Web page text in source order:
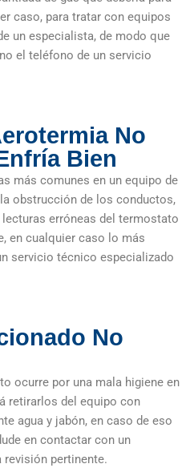
caso, para tratar con equipos
un especialista, de modo que
el teléfono de un servicio
No
Bien
más comunes en un equipo de
obstrucción de los conductos,
erróneas del termostato
en cualquier caso lo más
servicio técnico especializado
No
ocurre por una mala higiene en
retirarlos del equipo con
agua y jabón, en caso de eso
en contactar con un
revisión pertinente.